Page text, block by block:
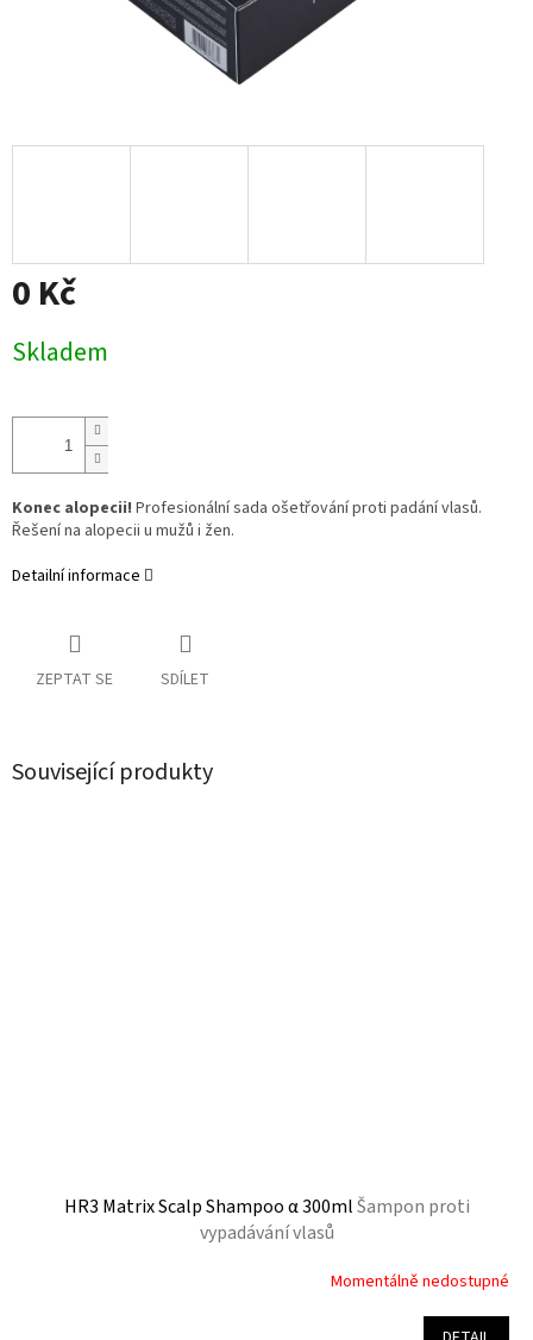
0 Kč
cena:
Skladem
Konec alopecii! Profesionální sada ošetřování proti padání vlasů.
Řešení na alopecii u mužů i žen.
Detailní informace
ZEPTAT SE SDÍLET
Související produkty
HR3 Matrix Scalp Shampoo α 300mlŠampon proti
vypadávání vlasů
Momentálně nedostupné